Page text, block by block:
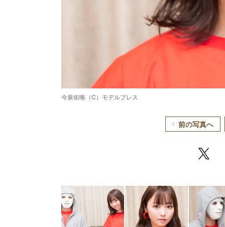
今泉佑唯（C）モデルプレス
前の写真へ